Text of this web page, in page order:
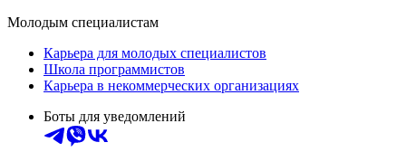
Молодым специалистам
Карьера для молодых специалистов
Школа программистов
Карьера в некоммерческих организациях
Боты для уведомлений